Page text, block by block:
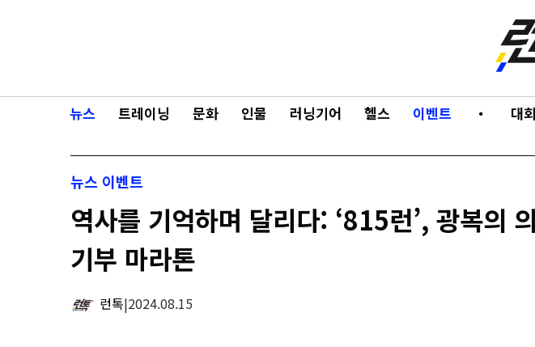
뉴스 트레이닝 문화 인물 러닝기어 헬스 이벤트 ・ 대회
뉴스 이벤트
역사를 기억하며 달리다: ‘815런’, 광복의
기부 마라톤
런톡|2024.08.15